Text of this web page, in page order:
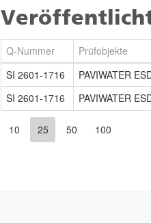
Q-Nummer Prüfobjekte
SI 2601-1716
PAVIWATER
SI 2601-1716
PAVIWATER
10 25 50 100